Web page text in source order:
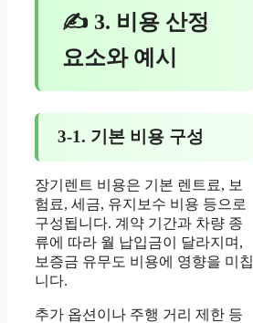
✍ 3. 비용 산정
요소와 예시
3-1. 기본 비용 구성
장기렌트 비용은 기본 렌트료, 보
험료, 세금, 유지보수 비용 등으로
구성됩니다. 계약 기간과 차량 종
류에 따라 월 납입금이 달라지며,
보증금 유무도 비용에 영향을 미칩
니다.
추가 옵션이나 주행 거리 제한 등